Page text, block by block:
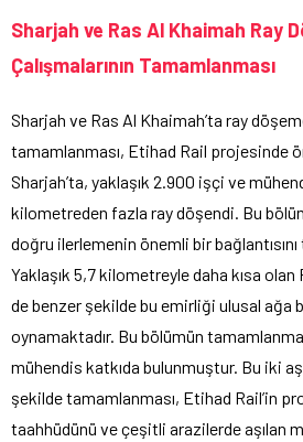
Sharjah ve Ras Al Khaimah Ray
Çalışmalarının Tamamlanması
Sharjah ve Ras Al Khaimah’ta ray
tamamlanması, Etihad Rail projesinde
Sharjah’ta, yaklaşık 2.900 işçi ve
kilometreden fazla ray döşendi. Bu
doğru ilerlemenin önemli bir
Yaklaşık 5,7 kilometreyle daha kısa
de benzer şekilde bu emirliği ulusal ağa
oynamaktadır. Bu bölümün
mühendis katkıda bulunmuştur. Bu iki
şekilde tamamlanması, Etihad Rail’in
taahhüdünü ve çeşitli arazilerde aşılan